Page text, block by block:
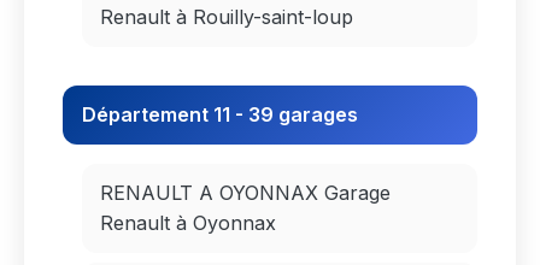
Renault à Rouilly-saint-loup
Département 11 - 39 garages
RENAULT A OYONNAX Garage
Renault à Oyonnax